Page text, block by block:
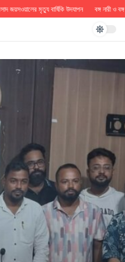
মৃত্যু বার্ষিকি উদযাপন বঙ্গ নারী ও বঙ্গ পুরুষ সম্মান